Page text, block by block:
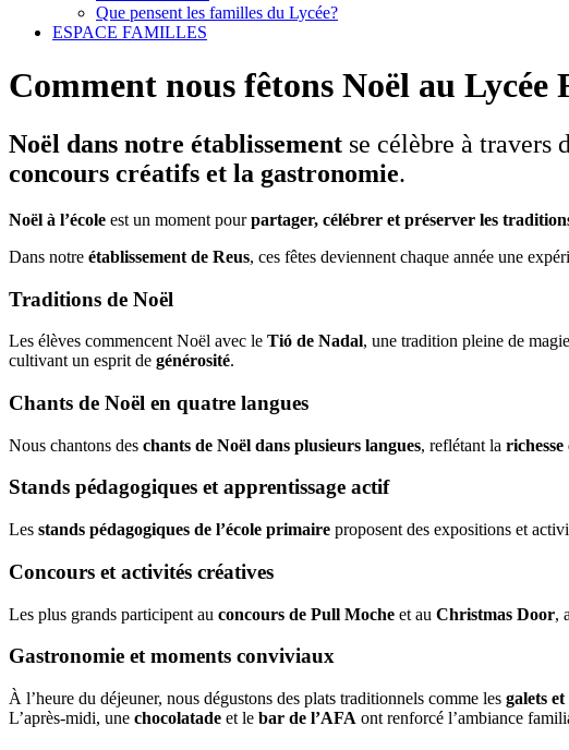
Que pensent les familles du Lycée?
ESPACE FAMILLES
Comment nous fêtons Noël au Lycée
Noël dans notre établissement se célèbre à travers
concours créatifs et la gastronomie.
Noël à l’école est un moment pourpartager, célébrer et préserver les
Dans notre établissement de Reus, ces fêtes deviennent chaque année une
Traditions de Noël
Les élèves commencent Noël avec le Tió de Nadal, une tradition pleine de
cultivant un esprit de générosité.
Chants de Noël en quatre langues
Nous chantons des chants de Noël dans plusieurs langues, reflétant la
Stands pédagogiques et apprentissage actif
Les stands pédagogiques de l’école primaire proposent des expositions et
Concours et activités créatives
Les plus grands participent au concours de Pull Moche et au Christmas Door,
Gastronomie et moments conviviaux
À l’heure du déjeuner, nous dégustons des plats traditionnels comme les galets
L’après-midi, une chocolatade et le bar de l’AFA ont renforcé l’ambiance